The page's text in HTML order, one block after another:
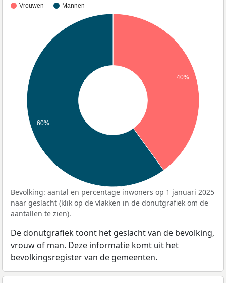
Vrouwen Mannen
40%
60%
Bevolking: aantal en percentage inwoners op 1 januari 2025
naar geslacht (klik op de vlakken in de donutgrafiek om de
aantallen te zien).
De donutgrafiek toont het geslacht van de bevolking,
vrouw of man. Deze informatie komt uit het
bevolkingsregister van de gemeenten.